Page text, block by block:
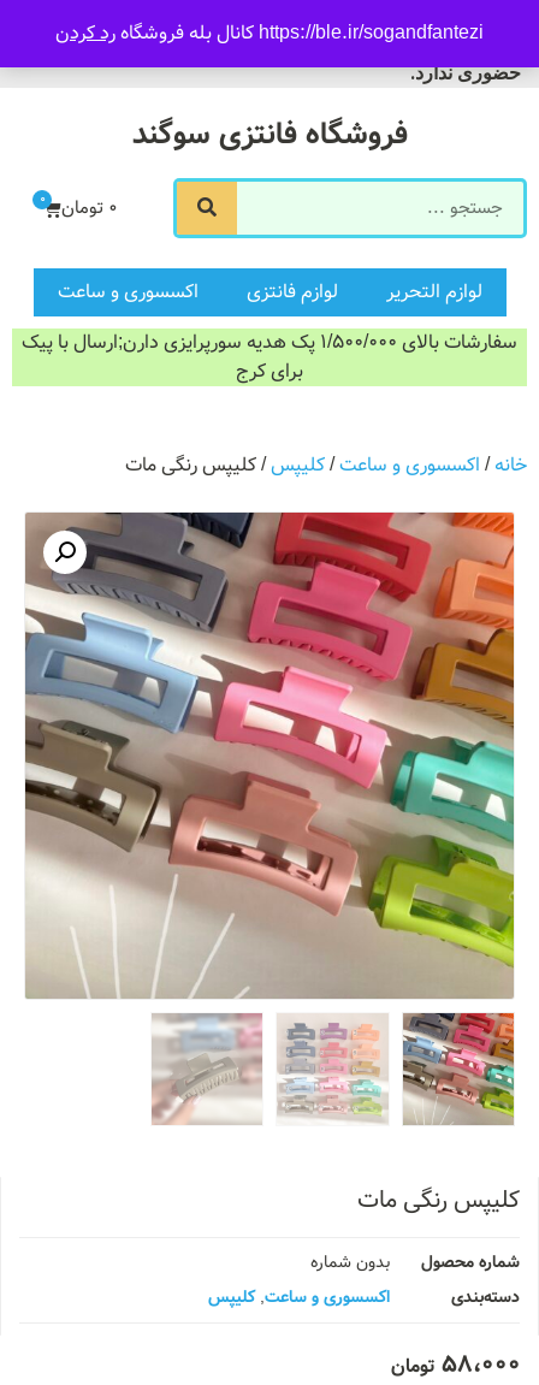
https://ble.ir/sogandfantezi کانال بله فروشگاه رد کردن
فروشگاه سوگند فروش
حضوری ندارد.
ورود/ثبت نام
فروشگاه فانتزی سوگند
0 تومان 0
لوازم التحریر لوازم فانتزی
اکسسوری و ساعت
سفارشات بالای 1/500/000 پک هدیه سورپرایزی دارن;ارسال با پیک
برای کرج
خانه/ اکسسوری و ساعت/کلیپس/ کلیپس رنگی مات
کلیپس رنگی مات
شماره محصول
بدون شماره
دسته‌بندی
اکسسوری و ساعت,کلیپس
58،000 تومان